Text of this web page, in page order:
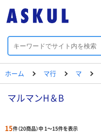
ホーム マ行 マ
マルマンH＆B
15件（20商品）中 1～15件を表示